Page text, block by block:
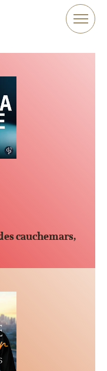
cauchemars,